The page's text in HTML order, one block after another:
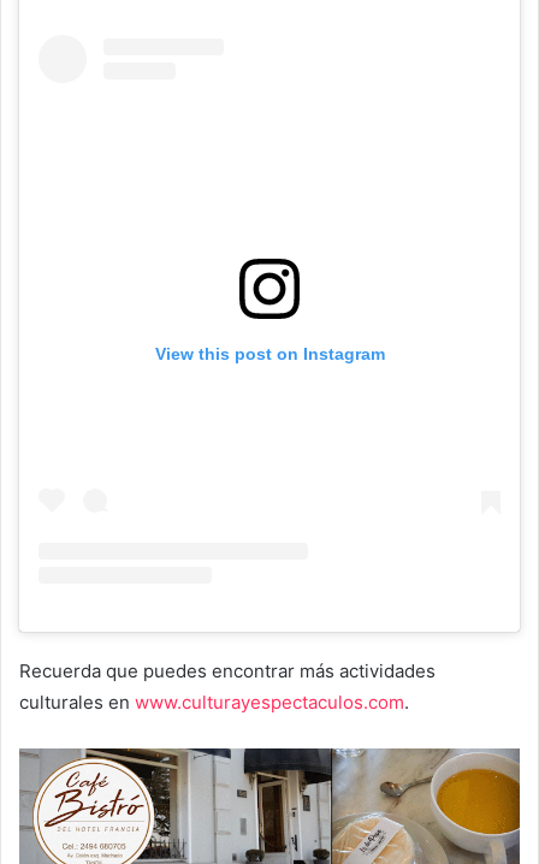
View this post on Instagram
Recuerda que puedes encontrar más actividades
culturales en www.culturayespectaculos.com.